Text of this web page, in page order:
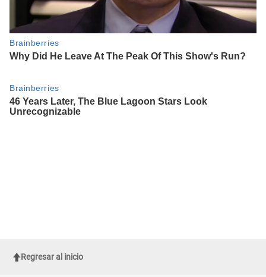
Regresar al inicio